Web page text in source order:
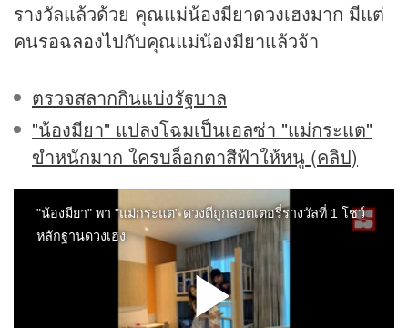
รางวัลแล้วด้วย คุณแม่น้องมียาดวงเฮงมาก มีแต่
คนรอฉลองไปกับคุณแม่น้องมียาแล้วจ้า
ตรวจสลากกินแบ่งรัฐบาล
"น้องมียา" แปลงโฉมเป็นเอลซ่า "แม่กระแต"
ขำหนักมาก ใครบล็อกตาสีฟ้าให้หนู (คลิป)